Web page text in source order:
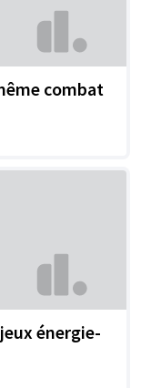
combat
énergie-